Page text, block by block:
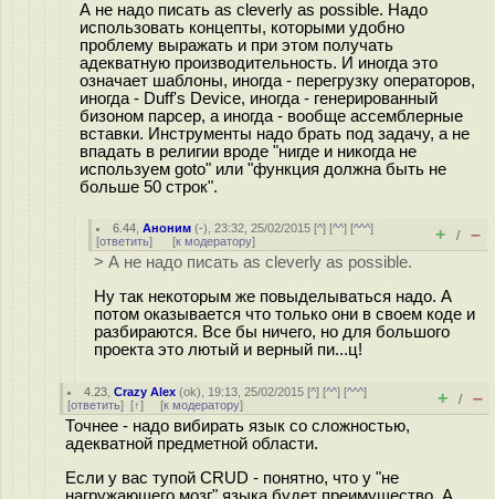
А не надо писать as cleverly as possible. Надо
использовать концепты, которыми удобно
проблему выражать и при этом получать
адекватную производительность. И иногда это
означает шаблоны, иногда - перегрузку операторов,
иногда - Duff's Device, иногда - генерированный
бизоном парсер, а иногда - вообще ассемблерные
вставки. Инструменты надо брать под задачу, а не
впадать в религии вроде "нигде и никогда не
используем goto" или "функция должна быть не
больше 50 строк".
6.44 ,Аноним (-), 23:32, 25/02/2015 [^] [^^] [^^^]
[ответить] [к модератору] + / –
> А не надо писать as cleverly as possible.
Ну так некоторым же повыделываться надо. А
потом оказывается что только они в своем коде и
разбираются. Все бы ничего, но для большого
проекта это лютый и верный пи...ц!
4.23 ,Crazy Alex (ok), 19:13, 25/02/2015 [^] [^^] [^^^]
[ответить] [↑] [к модератору] + / –
Точнее - надо вибирать язык со сложностью,
адекватной предметной области.
Если у вас тупой CRUD - понятно, что у "не